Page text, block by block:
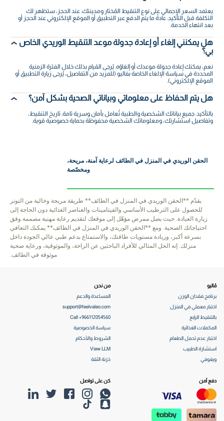
يعتمد السعر الإجمالي على نوع التنقيط المُختار ومدينتك. عند الحجز، ستظهر لك
التكلفة قبل التأكيد. عادةً ما يتم الدفع عبر التطبيق أو الموقع الإلكتروني عند الحجز أو
بعد انتهاء الخدمة.
هل يمكنني إلغاء أو إعادة جدولة موعد التنقيط الوريدي الخاص
بي؟
نعم، يمكنك إعادة جدولة موعدك أو إلغاؤه. يُرجى القيام بذلك خلال الفترة الزمنية
المحددة في سياسة الإلغاء الخاصة بفاليو (للمزيد من التفاصيل، يُرجى زيارة التطبيق أو
الموقع الإلكتروني).
هل يتم الحفاظ على معلوماتي وبياناتي الصحية بشكل آمن؟
بالتأكيد. جميع بياناتك الشخصية والطبية تُعامل بأمان وسرية تامة. تاريخ التنقيط،
وتفاصيل استشارتك، ومعلوماتك الشخصية محفوظة بحماية خصوصية قوية.
الحقن الوريدي في المنزل في الطائف لرعاية آمنة، مريحة،
ومخصّصة
يقدّم **الحقن الوريدي في المنزل في الطائف** طريقة مريحة وخالية من التوتر
للحصول على الترطيب الأساسي والفيتامينات والعناصر الغذائية دون الحاجة إلى
زيارة العيادة. حيث يصل ممرض مؤهّل إلى موقعك لتقديم رعاية مهنية مصممة وفق
احتياجاتك الصحية. ومع **الحقن الوريدي في المنزل في الطائف** يمكنك التعافي
بسرعة أكبر، وزيادة مستويات طاقتك، والاستمتاع بدعم طبي عالي الجودة داخل
منزلك. إنه الحل المثالي للأفراد الباحثين عن الراحة، والموثوقية، ورعاية صحية
موثوقة في الطائف.
ڤاليو
برنامج فقدان الوزن
اختبار معملي في المنزل
بالتنقيط الرابع
المكملات الغذائية
اختبار عدم تحمل الطعام
استشارة الطبيب
ويغوفي
من نحن
المساعدة والدعم
support@feelvaleo.com
Call +966112054560
سياسة الخصوصية
الشروط والأحكام
View LLM
خزنة الثقة
دفع آمن كن على تواصل